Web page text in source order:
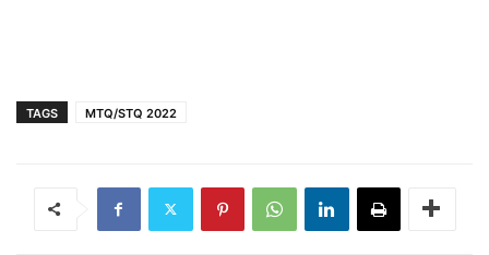
TAGS MTQ/STQ 2022